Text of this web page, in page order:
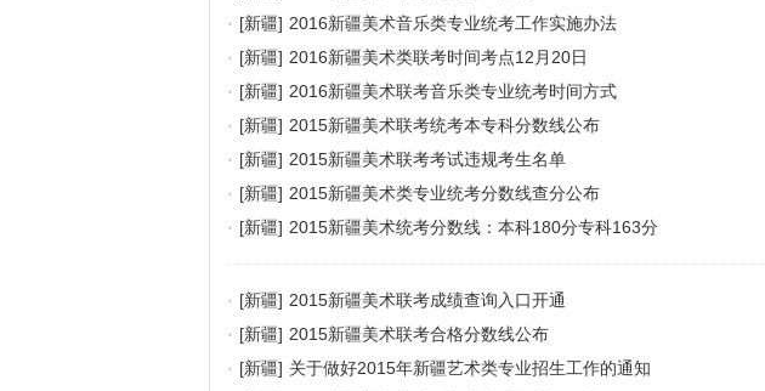
· [新疆] 2016新疆美术音乐类专业统考工作实施办法
· [新疆] 2016新疆美术类联考时间考点12月20日
· [新疆] 2016新疆美术联考音乐类专业统考时间方式
· [新疆] 2015新疆美术联考统考本专科分数线公布
· [新疆] 2015新疆美术联考考试违规考生名单
· [新疆] 2015新疆美术类专业统考分数线查分公布
· [新疆] 2015新疆美术统考分数线：本科180分专科163分
· [新疆] 2015新疆美术联考成绩查询入口开通
· [新疆] 2015新疆美术联考合格分数线公布
· [新疆] 关于做好2015年新疆艺术类专业招生工作的通知